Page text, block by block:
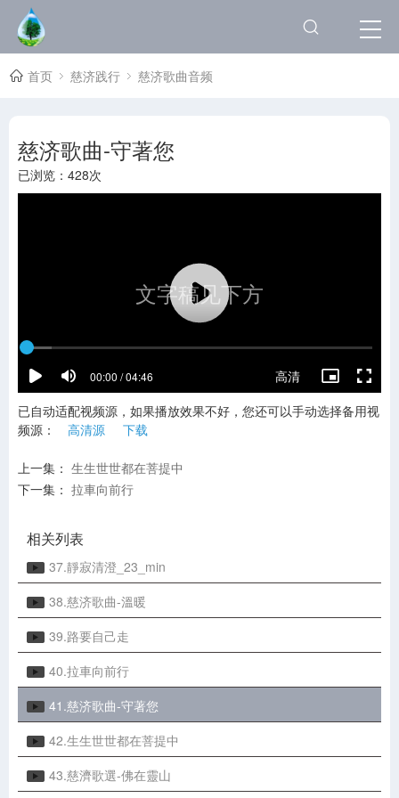
首页 慈济践行 慈济歌曲音频
慈济歌曲-守著您
已浏览： 428次
00:00 / 04:46
高清
已自动适配视频源，如果播放效果不好，您还可以手动选择备用视
频源：
高清源 下载
上一集： 生生世世都在菩提中
下一集： 拉車向前行
相关列表
23.綠遍天涯香四方
25.誠心祈三願
26.立願文
32.大地和風－完整版本
33.綠遍天涯香四方
34.路要自己走
35.讚佛偈_南無本師釋迦牟尼佛
36.立體琉璃同心圓
37.靜寂清澄_23_min
38.慈济歌曲-溫暖
39.路要自己走
40.拉車向前行
41.慈济歌曲-守著您
42.生生世世都在菩提中
43.慈濟歌選-佛在靈山